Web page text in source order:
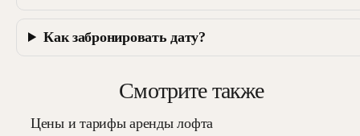
Как забронировать дату?
Смотрите также
Цены и тарифы аренды лофта